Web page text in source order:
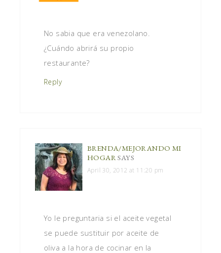
No sabia que era venezolano.
¿Cuándo abrirá su propio
restaurante?
Reply
BRENDA/MEJORANDO MI
HOGARSAYS
April 30, 2012 at 11:20 pm
Yo le preguntaria si el aceite vegetal
se puede sustituir por aceite de
oliva a la hora de cocinar en la